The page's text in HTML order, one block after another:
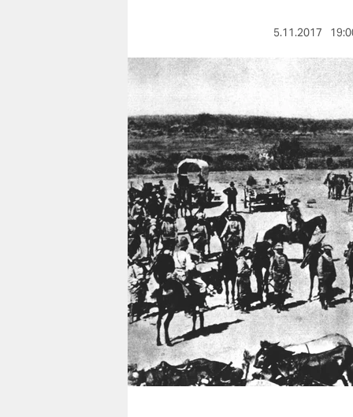
berlin
nord
wahrheit
verlag
verlag
veranstaltungen
shop
fragen & hilfe
unterstützen
abo
genossenschaft
5.11.2017